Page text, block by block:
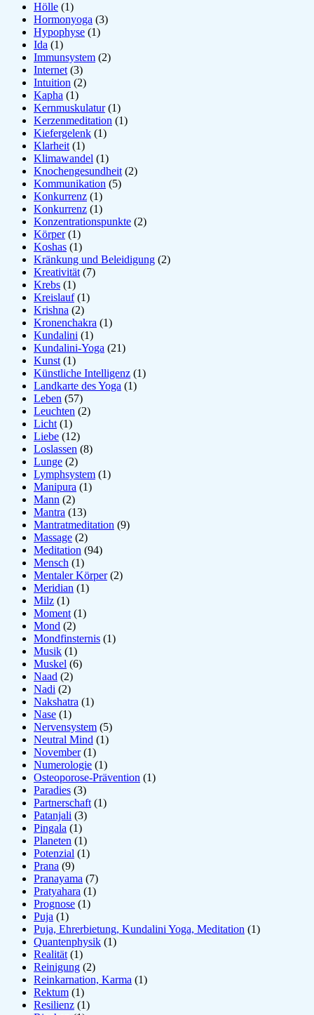
Hölle (1)
Hormonyoga (3)
Hypophyse (1)
Ida (1)
Immunsystem (2)
Internet (3)
Intuition (2)
Kapha (1)
Kernmuskulatur(1)
Kerzenmeditation (1)
Kiefergelenk (1)
Klarheit (1)
Klimawandel (1)
Knochengesundheit (2)
Kommunikation (5)
Konkurrenz (1)
Konkurrenz (1)
Konzentrationspunkte (2)
Körper(1)
Koshas (1)
Kränkung und Beleidigung (2)
Kreativität (7)
Krebs (1)
Kreislauf(1)
Krishna (2)
Kronenchakra (1)
Kundalini (1)
Kundalini-Yoga (21)
Kunst (1)
Künstliche Intelligenz (1)
Landkarte des Yoga (1)
Leben (57)
Leuchten (2)
Licht (1)
Liebe (12)
Loslassen (8)
Lunge (2)
Lymphsystem (1)
Manipura (1)
Mann (2)
Mantra (13)
Mantratmeditation (9)
Massage (2)
Meditation (94)
Mensch (1)
Mentaler Körper(2)
Meridian (1)
Milz (1)
Moment (1)
Mond (2)
Mondfinsternis (1)
Musik (1)
Muskel (6)
Naad (2)
Nadi (2)
Nakshatra (1)
Nase (1)
Nervensystem (5)
Neutral Mind (1)
November(1)
Numerologie (1)
Osteoporose-Prävention (1)
Paradies (3)
Partnerschaft (1)
Patanjali (3)
Pingala (1)
Planeten (1)
Potenzial (1)
Prana (9)
Pranayama (7)
Pratyahara (1)
Prognose (1)
Puja (1)
Puja, Ehrerbietung, Kundalini Yoga, Meditation (1)
Quantenphysik (1)
Realität (1)
Reinigung (2)
Reinkarnation, Karma (1)
Rektum (1)
Resilienz (1)